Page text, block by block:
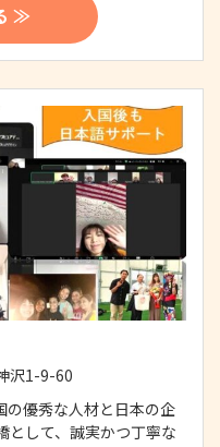
≫
沢1-9-60
の優秀な人材と日本の企
として、誠実かつ丁寧な